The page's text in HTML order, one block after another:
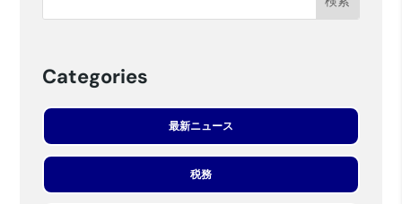
Categories
最新ニュース
税務